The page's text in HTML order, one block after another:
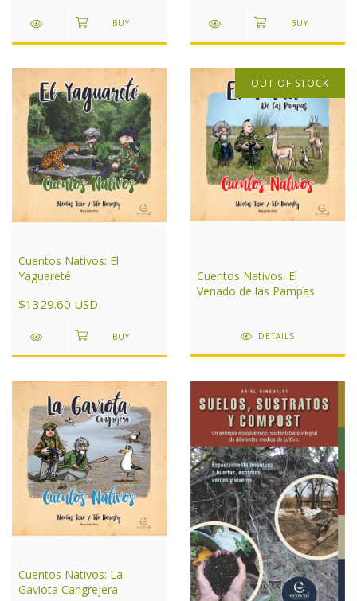
Cuentos Nativos: El
Yaguareté
$1329.60 USD
OUT OF STOCK
Cuentos Nativos: El
Venado de las Pampas
DETAILS
Cuentos Nativos: La
Gaviota Cangrejera